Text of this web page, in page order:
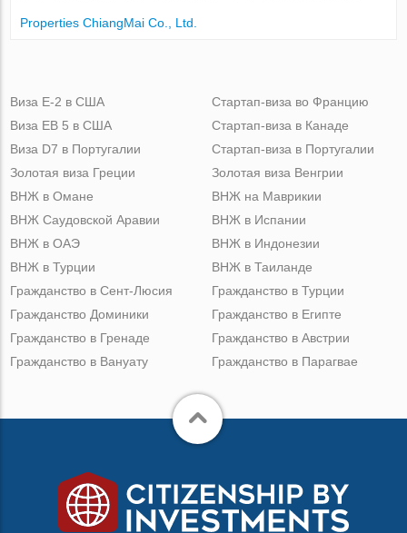
Properties ChiangMai Co., Ltd.
Виза Е-2 в США
Виза ЕВ 5 в США
Виза D7 в Португалии
Золотая виза Греции
Стартап-виза во Францию
Стартап-виза в Канаде
Стартап-виза в Португалии
Золотая виза Венгрии
ВНЖ в Омане
ВНЖ Саудовской Аравии
ВНЖ в ОАЭ
ВНЖ в Турции
ВНЖ на Маврикии
ВНЖ в Испании
ВНЖ в Индонезии
ВНЖ в Таиланде
Гражданство в Сент-Люсия
Гражданство Доминики
Гражданство в Гренаде
Гражданство в Вануату
Гражданство в Турции
Гражданство в Египте
Гражданство в Австрии
Гражданство в Парагвае